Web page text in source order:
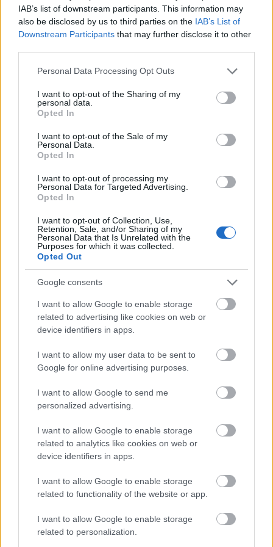
IAB’s list of downstream participants. This information may
also be disclosed by us to third parties on the IAB’s List of
Downstream Participants that may further disclose it to other
Please note that this website/app uses one or more Google
not limited to your visit or usage behaviour. You may click to
grant or deny consent to Google and its third-party tags to
use your data for below specified purposes in below Google
consent section.
Personal Data Processing Opt Outs
I want to opt-out of the Sharing of my
personal data.
Opted In
I want to opt-out of the Sale of my
Personal Data.
Opted In
I want to opt-out of processing my
Personal Data for Targeted Advertising.
Opted In
I want to opt-out of Collection, Use,
Retention, Sale, and/or Sharing of my
Personal Data that Is Unrelated with the
Purposes for which it was collected.
Opted Out
Google consents
I want to allow Google to enable storage
related to advertising like cookies on web or
device identifiers in apps.
I want to allow my user data to be sent to
Google for online advertising purposes.
I want to allow Google to send me
personalized advertising.
I want to allow Google to enable storage
related to analytics like cookies on web or
device identifiers in apps.
I want to allow Google to enable storage
related to functionality of the website or app.
I want to allow Google to enable storage
related to personalization.
fel, közép-ázsiai, kaukázusi és török dalokat
játszottatok?
Ezt a hely szelleme hozta magával, valamint az
előbb említett gesztusérték. Nem titkolt célunk volt
az is, hogy ezekben az országban levetítsék a
csatornán, valamint az azerbajdzsáni kulturális
tévén is sugározták, és több, mint kétmillió ember
FUNK SZÓL A FOLKBAN – A KEREKES BANDTŐL A
FOLKISH-IG.
Hogyan választottátok ki a dalokat?
A török dalról már beszéltünk. A kazah dal a
Kozimnin Karasivolt, amit a kazah Petőfi Sándor,
Abaj Kunanbajuliírt, és pont olyan erős is, mint
bármelyik Petőfi-vers. A zenetudomány régen
megállapította, milyen erős kapcsolat van a kazah és
a magyar népzene között: a
akár egy
Sari Gelin
is azért választottuk, mert a dallamvilága
emlékeztetett a magyar népdalokra.
A legizgalmasabb a kirgiz dal volt. Beírtam a
YouTube-on, hogy kirgiz national folk song, amire
nagyon kevés találatot dobott ki, úgyhogy
megnéztem egy dokufilmet egy helyi sámánról, aki
egyszer csak elkezdett Attiláról beszélni, és eljátszott
dorombon egy dalt, amely Attila temetési menetére
íródott. A dallama egy az egyben olyan volt, mint
egy rábaközi népdalé. A kazahoknak Attila
ugyanolyan legendás alak, mint nekünk. Az
embert!) egy Huni nevű faluba csak miattam, ahol a
lovasok egy hortobágyi lovasshow-hoz hasonló
fontos nekem a hun mitológia és történelem: a két
fiamat Hunornak és Nimródnak hívják.